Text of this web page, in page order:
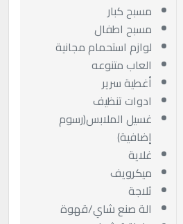
مسبح كبار
مسبح اطفال
لوازم استحمام مجانية
العاب متنوعه
أغطية سرير
ادوات تنظيف
غسيل الملابس(رسوم
إضافية)
غلاية
ميكرويف
ثلاجة
الة صنع شاي/قهوة